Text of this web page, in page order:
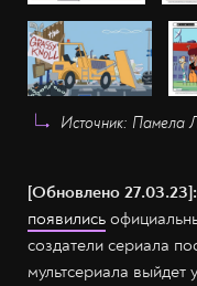
Источник: Памела
[Обновлено 27.03.23]:
появились
создатели сериала
мультсериала